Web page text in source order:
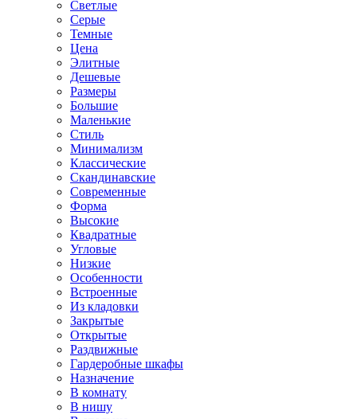
Светлые
Серые
Темные
Цена
Элитные
Дешевые
Размеры
Большие
Маленькие
Стиль
Минимализм
Классические
Скандинавские
Современные
Форма
Высокие
Квадратные
Угловые
Низкие
Особенности
Встроенные
Из кладовки
Закрытые
Открытые
Раздвижные
Гардеробные шкафы
Назначение
В комнату
В нишу